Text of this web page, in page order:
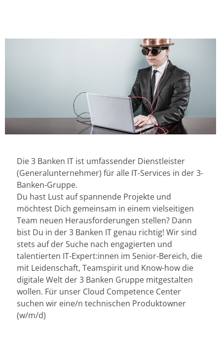
Die 3 Banken IT ist umfassender Dienstleister
(Generalunternehmer) für alle IT-Services in der 3-
Banken-Gruppe.
Du hast Lust auf spannende Projekte und
möchtest Dich gemeinsam in einem vielseitigen
Team neuen Herausforderungen stellen? Dann
bist Du in der 3 Banken IT genau richtig! Wir sind
stets auf der Suche nach engagierten und
talentierten IT-Expert:innen im Senior-Bereich, die
mit Leidenschaft, Teamspirit und Know-how die
digitale Welt der 3 Banken Gruppe mitgestalten
wollen. Für unser Cloud Competence Center
suchen wir eine/n technischen Produktowner
(w/m/d)